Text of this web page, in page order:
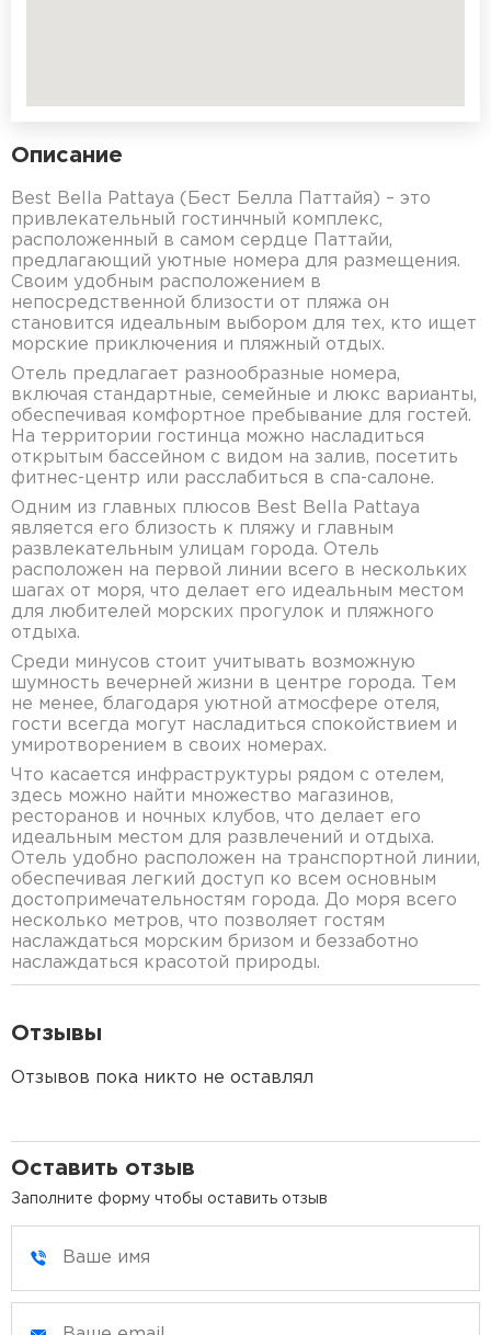
Описание
Best Bella Pattaya (Бест Белла Паттайя) – это
привлекательный гостинчный комплекс,
расположенный в самом сердце Паттайи,
предлагающий уютные номера для размещения.
Своим удобным расположением в
непосредственной близости от пляжа он
становится идеальным выбором для тех, кто ищет
морские приключения и пляжный отдых.
Отель предлагает разнообразные номера,
включая стандартные, семейные и люкс варианты,
обеспечивая комфортное пребывание для гостей.
На территории гостинца можно насладиться
открытым бассейном с видом на залив, посетить
фитнес-центр или расслабиться в спа-салоне.
Одним из главных плюсов Best Bella Pattaya
является его близость к пляжу и главным
развлекательным улицам города. Отель
расположен на первой линии всего в нескольких
шагах от моря, что делает его идеальным местом
для любителей морских прогулок и пляжного
отдыха.
Среди минусов стоит учитывать возможную
шумность вечерней жизни в центре города. Тем
не менее, благодаря уютной атмосфере отеля,
гости всегда могут насладиться спокойствием и
умиротворением в своих номерах.
Что касается инфраструктуры рядом с отелем,
здесь можно найти множество магазинов,
ресторанов и ночных клубов, что делает его
идеальным местом для развлечений и отдыха.
Отель удобно расположен на транспортной линии,
обеспечивая легкий доступ ко всем основным
достопримечательностям города. До моря всего
несколько метров, что позволяет гостям
наслаждаться морским бризом и беззаботно
наслаждаться красотой природы.
Отзывы
Отзывов пока никто не оставлял
Оставить отзыв
Заполните форму чтобы оставить отзыв